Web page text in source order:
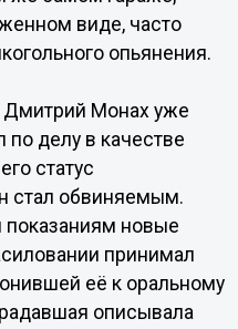
виде, часто
опьянения.
Дмитрий Монах уже
делу в качестве
статус
стал обвиняемым.
новые
принимал
её к оральному
описывала